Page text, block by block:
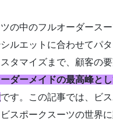
の中のフルオーダース
ルエットに合わせてパ
タマイズまで、顧客の
ダーメイドの最高峰と
です。この記事では、ビ
スポークスーツの世界